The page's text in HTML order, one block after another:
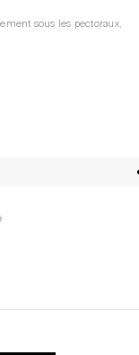
sous les pectoraux,